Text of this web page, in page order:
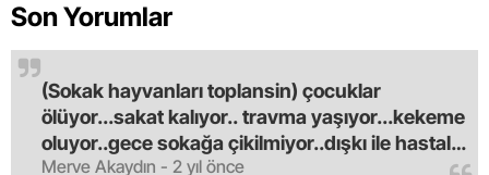
Son Yorumlar
Merve Akaydın - 2 yıl önce
(Sokak hayvanları toplansin) çocuklar
ölüyor...sakat kalıyor.. travma yaşıyor...kekeme
oluyor..gece sokağa çikilmiyor..dışkı ile hastalık
saciyorlar.araba ve taksi olmadan eve